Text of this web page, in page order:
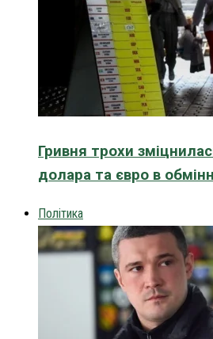
Гривня трохи
долара та євро в
Політика